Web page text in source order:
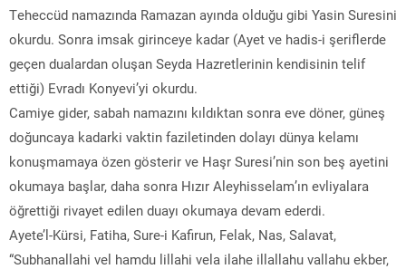
Teheccüd namazında Ramazan ayında olduğu gibi Yasin Suresini
okurdu. Sonra imsak girinceye kadar (Ayet ve hadis-i şeriflerde
geçen dualardan oluşan Seyda Hazretlerinin kendisinin telif
ettiği) Evradı Konyevi’yi okurdu.
Camiye gider, sabah namazını kıldıktan sonra eve döner, güneş
doğuncaya kadarki vaktin faziletinden dolayı dünya kelamı
konuşmamaya özen gösterir ve Haşr Suresi’nin son beş ayetini
okumaya başlar, daha sonra Hızır Aleyhisselam’ın evliyalara
öğrettiği rivayet edilen duayı okumaya devam ederdi.
Ayete’l-Kürsi, Fatiha, Sure-i Kafirun, Felak, Nas, Salavat,
“Subhanallahi vel hamdu lillahi vela ilahe illallahu vallahu ekber,